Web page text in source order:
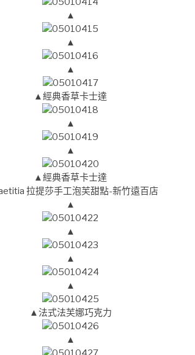
▲
▲
▲
▲經典香草卡士達
▲
▲
▲經典香草卡士達
▲
▲
▲
▲
▲法式法芙娜巧克力
▲